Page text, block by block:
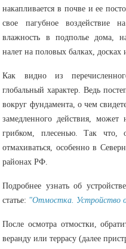
накапливается в почве и ее
свое пагубное воздействие
влажность в подполье дома,
налет на половых балках, досках
Как видно из
глобальный характер. Ведь
вокруг фундамента, о чем
замедленного действия, может
грибком, плесенью. Так что,
отмахиваться, особенно в
районах РФ.
Подробнее узнать об
статье: "Отмостка. Устройство
После осмотра отмостки,
веранду или террасу (далее